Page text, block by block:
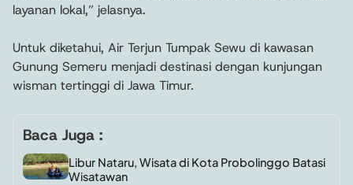
layanan lokal,” jelasnya.
Untuk diketahui, Air Terjun Tumpak Sewu di kawasan
Gunung Semeru menjadi destinasi dengan kunjungan
wisman tertinggi di Jawa Timur.
Baca Juga :
Libur Nataru, Wisata di Kota Probolinggo Batasi
Wisatawan